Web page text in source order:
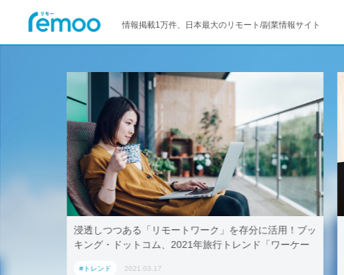
情報掲載1万件、日本最大のリモート/副業情報サイト
テレワークでも取引先に贈れる「リモート手土産」、
AoyamaLab
#トレンド 2021.03.17